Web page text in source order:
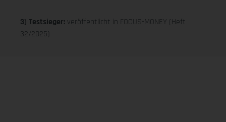
3) Testsieger: veröffentlicht in FOCUS-MONEY (Heft
32/2025)